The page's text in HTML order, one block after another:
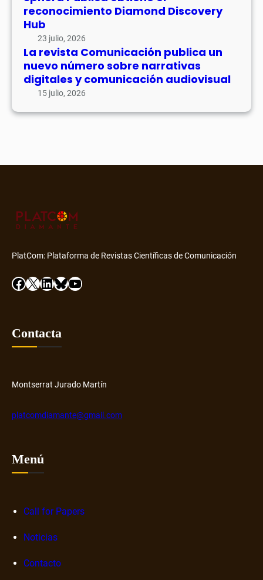
reconocimiento Diamond Discovery
Hub
23 julio, 2026
La revista Comunicación publica un
nuevo número sobre narrativas
digitales y comunicación audiovisual
15 julio, 2026
PlatCom: Plataforma de Revistas Científicas de Comunicación
Facebook X LinkedIn Bluesky YouTube
Contacta
Montserrat Jurado Martín
platcomdiamante@gmail.com
Menú
Call for Papers
Noticias
Contacto